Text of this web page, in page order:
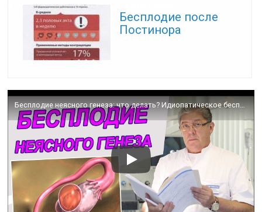
Бесплодие после
Постинора
Бесплодие неясного генеза: что делать? Идиопатическое бесплодие